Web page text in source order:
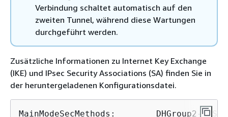
Verbindung schaltet automatisch auf den
zweiten Tunnel, während diese Wartungen
durchgeführt werden.
Zusätzliche Informationen zu Internet Key Exchange
(IKE) und IPsec Security Associations (SA) finden Sie in
der heruntergeladenen Konfigurationsdatei.
MainModeSecMethods:        DHGroup2-